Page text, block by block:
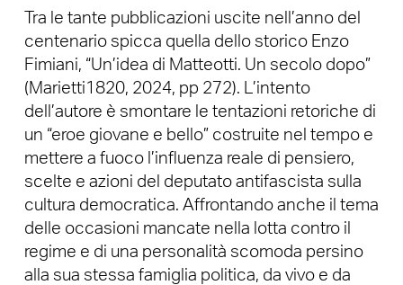
Tra le tante pubblicazioni uscite nell’anno del
centenario spicca quella dello storico Enzo
Fimiani, “Un’idea di Matteotti. Un secolo dopo”
(Marietti1820, 2024, pp 272). L’intento
dell’autore è smontare le tentazioni retoriche di
un “eroe giovane e bello” costruite nel tempo e
mettere a fuoco l’influenza reale di pensiero,
scelte e azioni del deputato antifascista sulla
cultura democratica. Affrontando anche il tema
delle occasioni mancate nella lotta contro il
regime e di una personalità scomoda persino
alla sua stessa famiglia politica, da vivo e da